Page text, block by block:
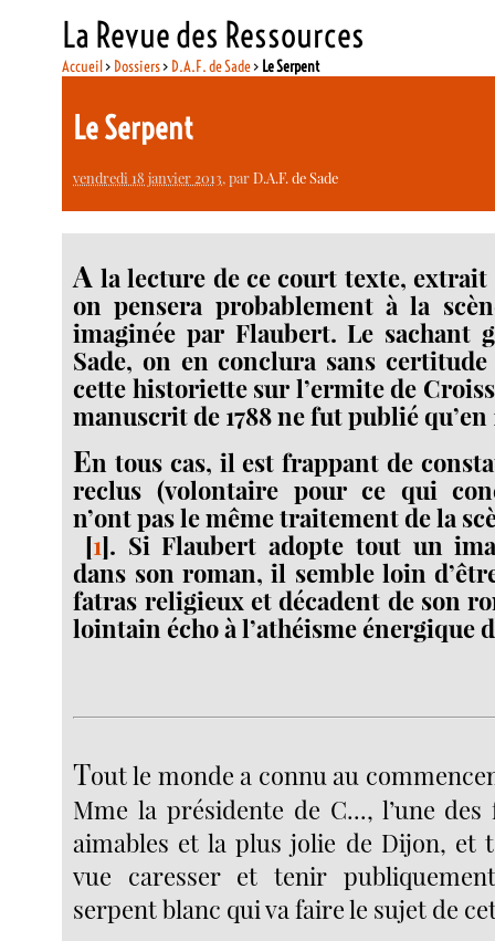
La Revue des Ressources
Accueil> Dossiers> D.A.F. de Sade> Le Serpent
Le Serpent
vendredi 18 janvier 2013, parD.A.F. de Sade
A la lecture de ce court texte,
on pensera probablement à la
imaginée par Flaubert. Le sachant
Sade, on en conclura sans
cette historiette sur l’ermite de
manuscrit de 1788 ne fut publié qu’en
En tous cas, il est frappant de
reclus (volontaire pour ce qui
n’ont pas le même traitement de la
[1]. Si Flaubert adopte tout un
dans son roman, il semble loin
fatras religieux et décadent de son
lointain écho à l’athéisme énergique
Tout le monde a connu au
Mme la présidente de C..., l’une
aimables et la plus jolie de Dijon, et
vue caresser et tenir
serpent blanc qui va faire le sujet de